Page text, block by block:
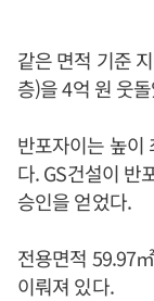
같은 면적 기준
층)을 4억 원 웃
반포자이는 높이
다. GS건설이 반
승인을 얻었다.
전용면적 59.97
이뤄져 있다.